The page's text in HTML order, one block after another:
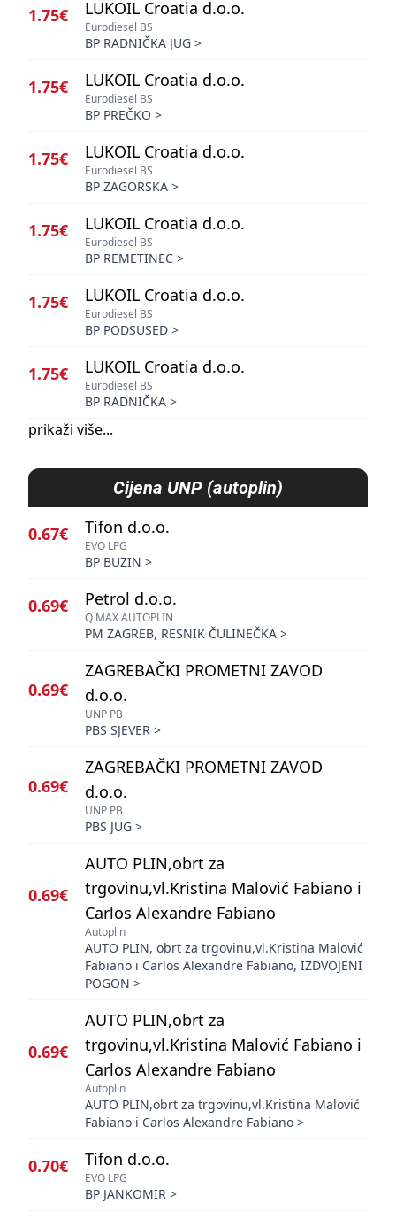
1.75€ LUKOIL Croatia d.o.o.
Eurodiesel BS
BP RADNIČKA JUG >
1.75€ LUKOIL Croatia d.o.o.
Eurodiesel BS
BP PREČKO >
1.75€ LUKOIL Croatia d.o.o.
Eurodiesel BS
BP ZAGORSKA >
1.75€ LUKOIL Croatia d.o.o.
Eurodiesel BS
BP REMETINEC >
1.75€ LUKOIL Croatia d.o.o.
Eurodiesel BS
BP PODSUSED >
1.75€ LUKOIL Croatia d.o.o.
Eurodiesel BS
BP RADNIČKA >
prikaži više...
Cijena UNP (autoplin)
0.67€ Tifon d.o.o.
EVO LPG
BP BUZIN >
0.69€ Petrol d.o.o.
Q MAX AUTOPLIN
PM ZAGREB, RESNIK ČULINEČKA >
0.69€
ZAGREBAČKI PROMETNI ZAVOD
d.o.o.
UNP PB
PBS SJEVER >
0.69€
ZAGREBAČKI PROMETNI ZAVOD
d.o.o.
UNP PB
PBS JUG >
0.69€
AUTO PLIN,obrt za
trgovinu,vl.Kristina Malović Fabiano i
Carlos Alexandre Fabiano
Autoplin
AUTO PLIN, obrt za trgovinu,vl.Kristina Malović
Fabiano i Carlos Alexandre Fabiano, IZDVOJENI
POGON >
0.69€
AUTO PLIN,obrt za
trgovinu,vl.Kristina Malović Fabiano i
Carlos Alexandre Fabiano
Autoplin
AUTO PLIN,obrt za trgovinu,vl.Kristina Malović
Fabiano i Carlos Alexandre Fabiano >
0.70€ Tifon d.o.o.
EVO LPG
BP JANKOMIR >